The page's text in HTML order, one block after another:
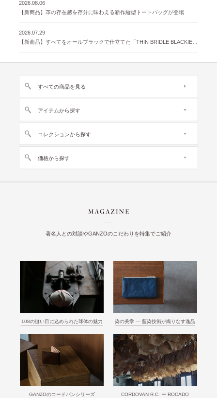
2026.08.06
【新商品】革の存在感を存分に味わえる新作縦型トートバッグが登場
2026.07.29
すべての商品を見る
アイテムから探す
コレクションから探す
価格から探す
著名人との対談やGANZOのこだわりを特集でご紹介
108の縫い目に込められた球体の魅力 染の美学 ― 藍染技術が織りなす逸品
GANZOのコードバンシリーズ
CORDOVAN R.C. ー ROCADO